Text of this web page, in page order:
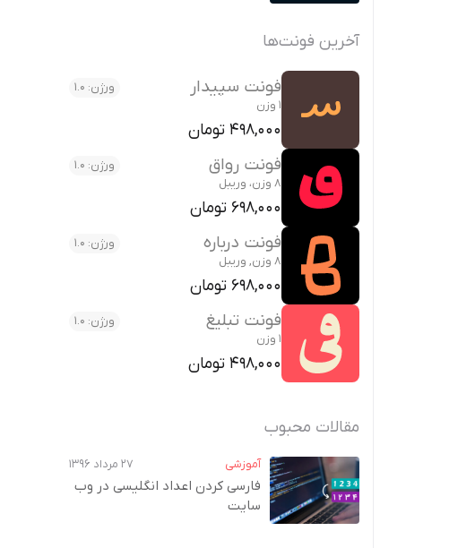
آخرین فونت‌ها
فونت سپیدار
ورژن: 1.0
1 وزن
498,000 تومان
فونت رواق
ورژن: 1.0
8 وزن، وریبل
698,000 تومان
فونت درباره
ورژن: 1.0
8 وزن, وریبل
698,000 تومان
فونت تبلیغ
ورژن: 1.0
1 وزن
498,000 تومان
مقالات محبوب
آموزشی ۲۷ مرداد ۱۳۹۶
فارسی کردن اعداد انگلیسی در وب‌
سایت